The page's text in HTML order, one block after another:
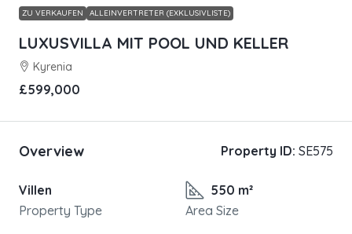
ZU VERKAUFEN ALLEINVERTRETER (EXKLUSIVLISTE)
LUXUSVILLA MIT POOL UND KELLER
Kyrenia
£599,000
Overview Property ID: SE575
Villen
Property Type
550 m²
Area Size